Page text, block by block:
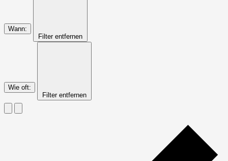
Wann:
Filter entfernen
Wie oft:
Filter entfernen